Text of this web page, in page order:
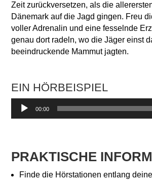
Zeit zurückversetzen, als die
Dänemark auf die Jagd gingen. Freu
voller Adrenalin und eine fesselnde
genau dort radeln, wo die Jäger einst
beeindruckende Mammut jagten.
EIN HÖRBEISPIEL
Audio-
00:00
PRAKTISCHE
Finde die Hörstationen entlang